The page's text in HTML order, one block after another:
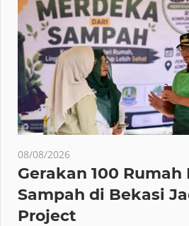
08/08/2026
Gerakan 100
Sampah di Bekasi
Project